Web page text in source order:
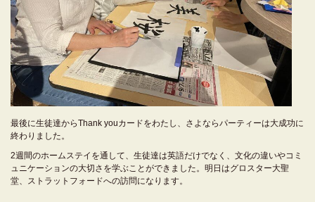
最後に生徒達からThank youカードをわたし、さよならパーティーは大成功に
終わりました。
2週間のホームステイを通して、生徒達は英語だけでなく、文化の違いやコミ
ュニケーションの大切さを学ぶことができました。明日はグロスター大聖
堂、ストラットフォードへの訪問になります。